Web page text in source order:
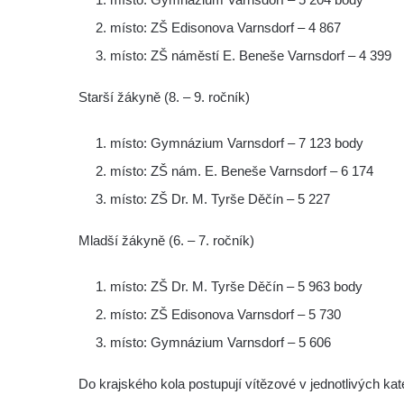
místo: ZŠ Edisonova Varnsdorf – 4 867
místo: ZŠ náměstí E. Beneše Varnsdorf – 4 399
Starší žákyně (8. – 9. ročník)
místo: Gymnázium Varnsdorf – 7 123 body
místo: ZŠ nám. E. Beneše Varnsdorf – 6 174
místo: ZŠ Dr. M. Tyrše Děčín – 5 227
Mladší žákyně (6. – 7. ročník)
místo: ZŠ Dr. M. Tyrše Děčín – 5 963 body
místo: ZŠ Edisonova Varnsdorf – 5 730
místo: Gymnázium Varnsdorf – 5 606
Do krajského kola postupují vítězové v jednotlivých